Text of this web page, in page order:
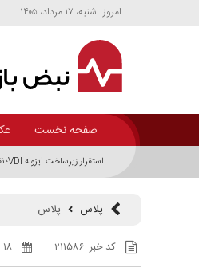
امروز : شنبه، ۱۷ مرداد، ۱۴۰۵
صفحه نخست
پلاس پلاس
کد خبر:۲۱۱۵۸۶ ۱۸ فروردين ۱۴۰۴ - ۱۲:۱۲